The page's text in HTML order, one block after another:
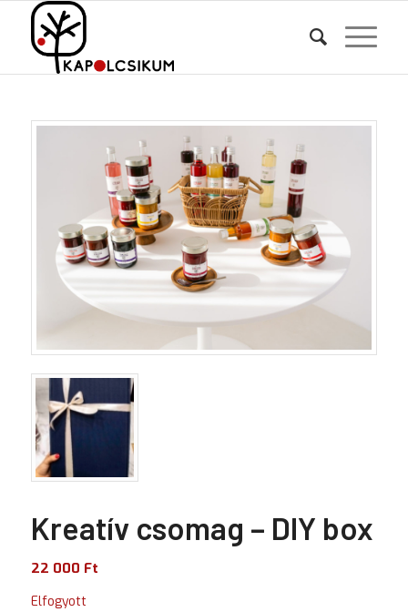
Kreatív csomag – DIY box
22 000 Ft
Elfogyott